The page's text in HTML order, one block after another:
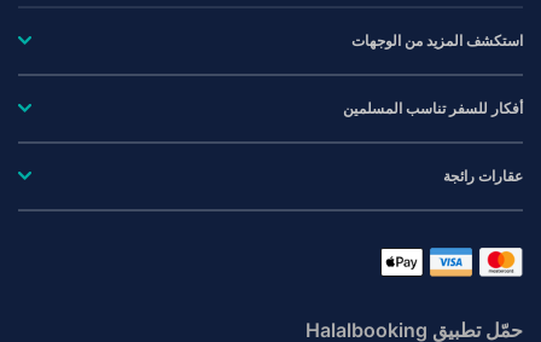
استكشف المزيد من الوجهات
أفكار للسفر تناسب المسلمين
عقارات رائجة
حمّل تطبيق Halalbooking